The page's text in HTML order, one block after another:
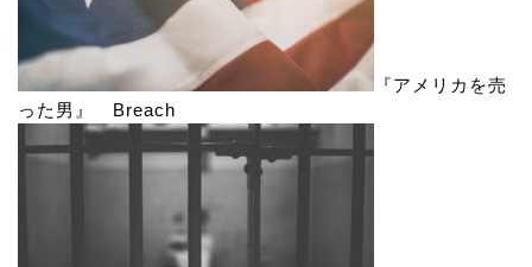
『アメリカを売
った男』 Breach